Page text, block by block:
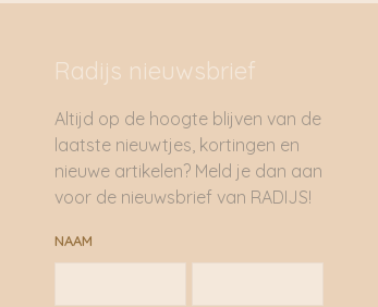
Radijs nieuwsbrief
Altijd op de hoogte blijven van de
laatste nieuwtjes, kortingen en
nieuwe artikelen? Meld je dan aan
voor de nieuwsbrief van RADIJS!
NAAM